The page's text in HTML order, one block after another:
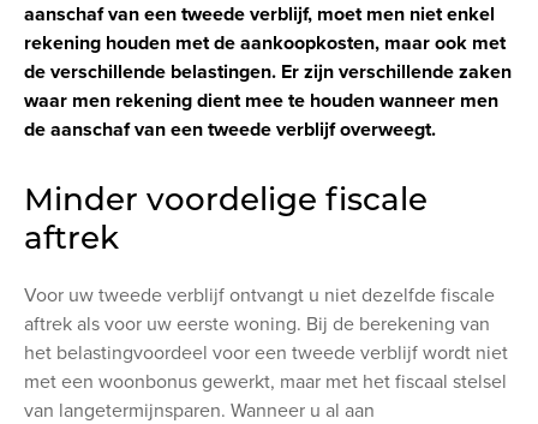
aanschaf van een tweede verblijf, moet men niet enkel
rekening houden met de aankoopkosten, maar ook met
de verschillende belastingen. Er zijn verschillende zaken
waar men rekening dient mee te houden wanneer men
de aanschaf van een tweede verblijf overweegt.
Minder voordelige fiscale
aftrek
Voor uw tweede verblijf ontvangt u niet dezelfde fiscale
aftrek als voor uw eerste woning. Bij de berekening van
het belastingvoordeel voor een tweede verblijf wordt niet
met een woonbonus gewerkt, maar met het fiscaal stelsel
van langetermijnsparen. Wanneer u al aan